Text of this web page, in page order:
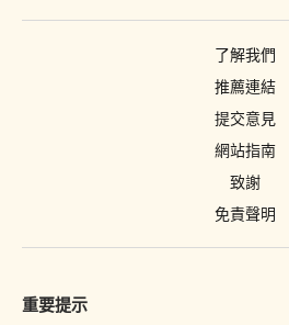
針對家長或監護人的命令
了解我們
推薦連結
提交意見
網站指南
致謝
免責聲明
重要提示